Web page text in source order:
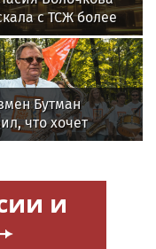
с ТСЖ более
рублей за
Бутман
что хочет
с Долиной
и